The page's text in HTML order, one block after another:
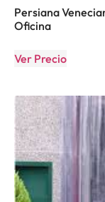
Persiana
Oficina
Ver Precio